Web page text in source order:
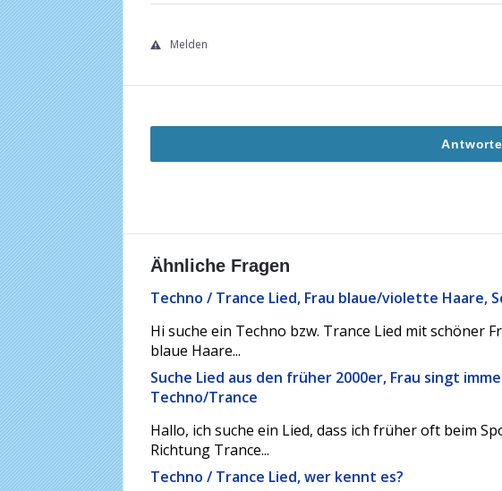
Melden
Ähnliche Fragen
Techno / Trance Lied, Frau blaue/violette Haare,
Hi suche ein Techno bzw. Trance Lied mit schöner
blaue Haare...
Suche Lied aus den früher 2000er, Frau singt
Techno/Trance
Hallo, ich suche ein Lied, dass ich früher oft beim
Richtung Trance...
Techno / Trance Lied, wer kennt es?